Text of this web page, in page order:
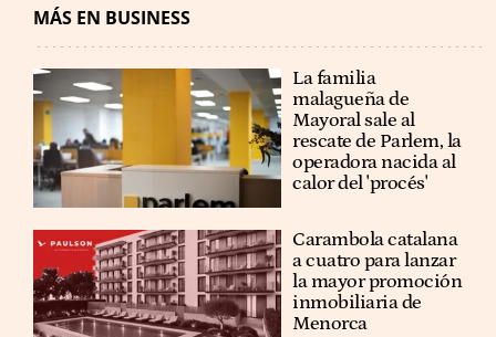
MÁS EN BUSINESS
La familia
malagueña de
Mayoral sale al
rescate de Parlem, la
operadora nacida al
calor del 'procés'
Carambola catalana
a cuatro para lanzar
la mayor promoción
inmobiliaria de
Menorca